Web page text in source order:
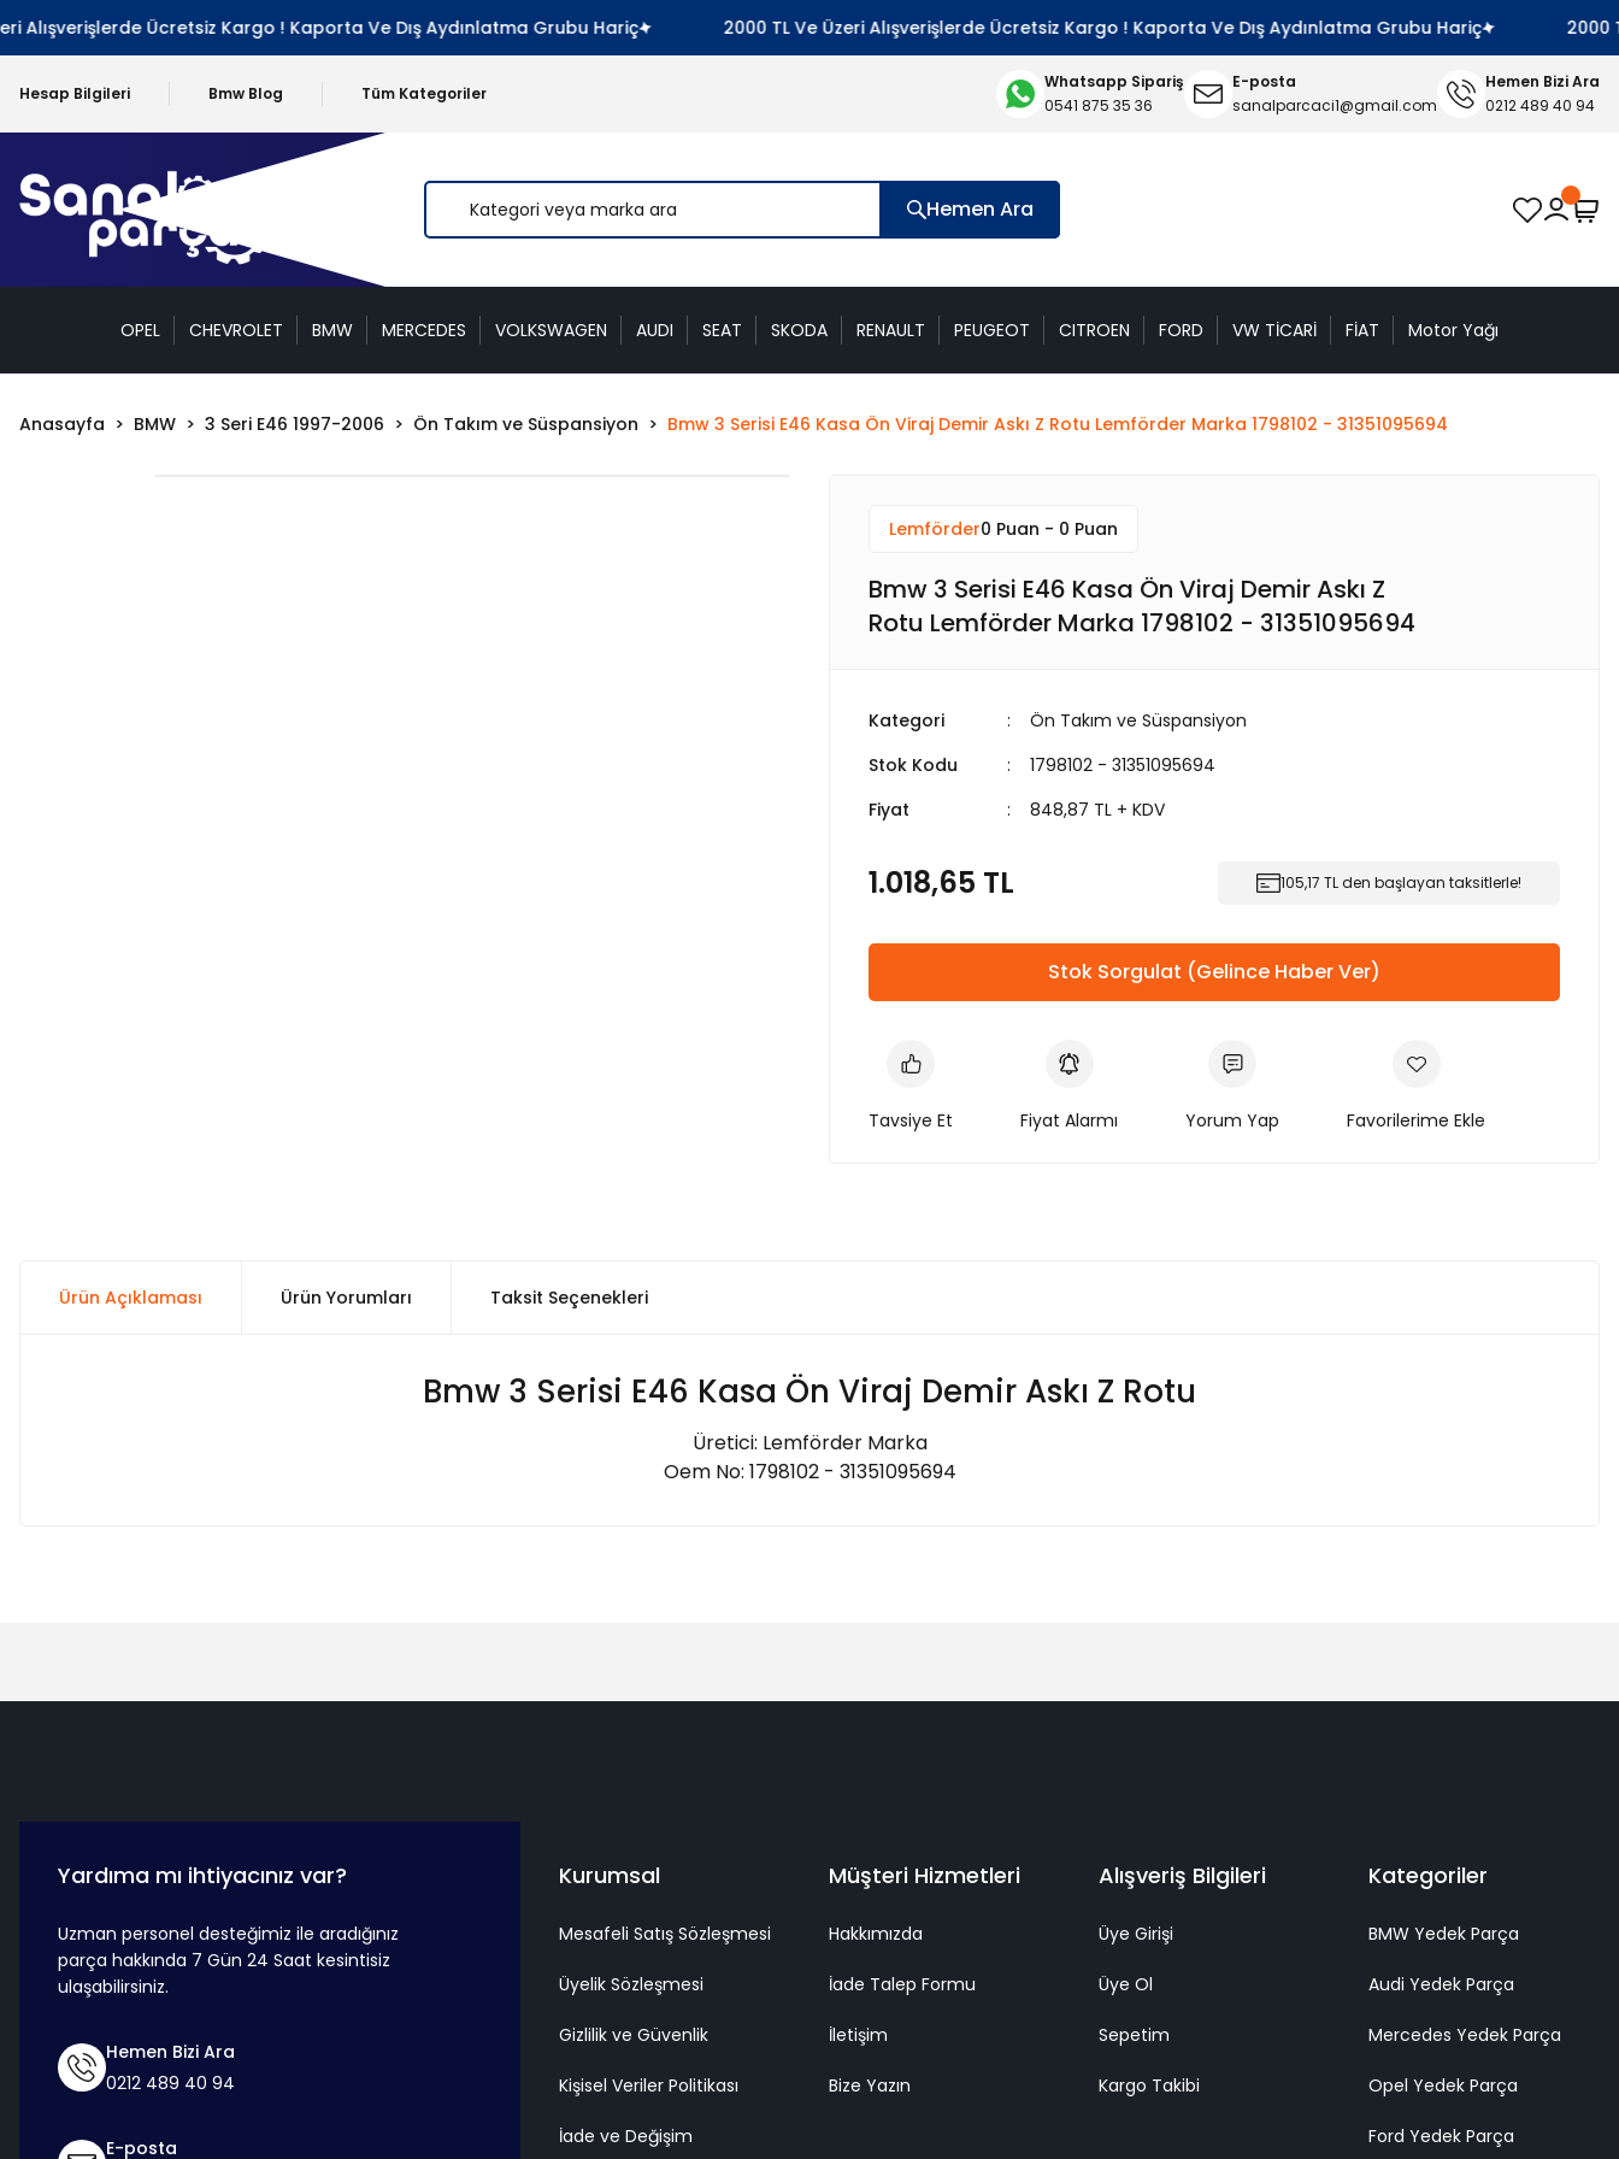
Ücretsiz Kargo ! Kaporta Ve Dış Aydınlatma Grubu Hariç 2000 TL Ve Üzeri Alışverişlerde Ücretsiz Kargo ! Kaporta Ve Dış Aydınlatma Grubu Hariç 2000 TL
Hesap Bilgileri Bmw Blog Tüm Kategoriler
Whatsapp Sipariş
0541 875 35 36
E-posta
sanalparcaci1@gmail.com
Hemen Bizi Ara
0212 489 40 94
Hemen Ara
OPEL CHEVROLET BMW MERCEDES VOLKSWAGEN AUDI SEAT SKODA RENAULT PEUGEOT CITROEN FORD VW TİCARİ FİAT Motor Yağı
Anasayfa BMW 3 Seri E46 1997-2006 Ön Takım ve Süspansiyon Bmw 3 Serisi E46 Kasa Ön Viraj Demir Askı Z Rotu Lemförder Marka 1798102 - 31351095694
Lemförder0 Puan - 0 Puan
Bmw 3 Serisi E46 Kasa Ön Viraj Demir Askı Z
Rotu Lemförder Marka 1798102 - 31351095694
Kategori
Ön Takım ve Süspansiyon
Stok Kodu
1798102 - 31351095694
Fiyat
848,87 TL + KDV
1.018,65 TL 105,17 TL den başlayan taksitlerle!
Stok Sorgulat (Gelince Haber Ver)
Tavsiye Et Fiyat Alarmı Yorum Yap
Ürün Açıklaması Ürün Yorumları Taksit Seçenekleri
Bmw 3 Serisi E46 Kasa Ön Viraj Demir Askı Z Rotu
Üretici: Lemförder Marka
Oem No: 1798102 - 31351095694
Yardıma mı ihtiyacınız var?
Uzman personel desteğimiz ile aradığınız
parça hakkında 7 Gün 24 Saat kesintisiz
ulaşabilirsiniz.
Hemen Bizi Ara
0212 489 40 94
E-posta
Kurumsal
Mesafeli Satış Sözleşmesi
Üyelik Sözleşmesi
Gizlilik ve Güvenlik
Kişisel Veriler Politikası
İade ve Değişim
Müşteri Hizmetleri
Hakkımızda
İade Talep Formu
İletişim
Bize Yazın
Alışveriş Bilgileri
Üye Girişi
Üye Ol
Sepetim
Kargo Takibi
Kategoriler
BMW Yedek Parça
Audi Yedek Parça
Mercedes Yedek Parça
Opel Yedek Parça
Ford Yedek Parça